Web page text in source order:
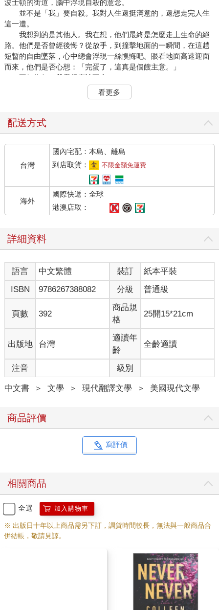
波士頓的街道，腦中浮現自殺的意念。
並不是「我」要自殺。我對人生還挺滿意的，還想走完人生
這一遭。
我想到的是其他人。我在想，他們最終是怎麼走上生命的絕
路。他們是否曾經後悔？從放手，到撞擊地面的一瞬間，在這趟
短暫的自由墜落，心中總會浮現一絲懊悔吧。眼看地面高速迎面
而來，他們是否心想：「完蛋了，這真是個餿主意。」
不知為何，我覺得應該不會。
我經常思考死亡，尤其今天，十二小時前，我才上台為人致
哀，在緬因州普萊瑟拉鎮民面前，發表眾人不曾聽聞的史詩級悼
決於你問的人是我媽媽，還是我。我覺得，今天過後，我媽應該
別想錯了，我的悼文沒有深刻到足以在史上留名，像布魯
克．雪德絲在麥可．傑克森的喪禮發表的悼念詞、史蒂夫．賈伯
斯妹妹的悼念文，或美式足球員派特．提爾曼弟弟哀悼哥哥的
話，但我的悼文自有堪稱史詩級的理由。
一開始我很緊張，這可是了不起的人物安德魯．布隆的喪
禮。安德魯畢竟是我家鄉普萊瑟拉鎮德高望重的鎮長，經營鎮上
頂尖的房地產仲介公司，太太珍妮．布隆是普萊瑟拉鎮上備受推
崇、名聲響亮的班級教學助理。此外，安德魯也是莉莉．布隆的
髮，愛上過一個無家可歸的男生，讓家人蒙羞。
她，就是我。我叫莉莉．布隆。安德魯是我爸爸。
今天一致完悼詞，我就連忙搭機返回波士頓，一找到進得去
的大樓的屋頂，就衝了進去。再強調一次，並不是我想自殺。我
沒有從屋頂墜落的打算，只是太需要新鮮空氣和寧靜，而該死
的，我住在公寓三樓，沒法上到屋頂露台，室友又愛唱歌給自己
我沒料到這個屋頂竟然這麼冷。不致冷到讓人受不了，只是
不太舒適，不過至少可以看星星。我望著明亮的夜空，真切感受
到蒼穹之浩瀚，這時死去的父親、惱人的室友、失當的悼念文，
都沒那麼糟糕了。
我熱愛仰望天空，感受自身的渺小。
我好喜歡今天這一夜。那個……讓我用過去式再說一次，更
精準傳達我的感受。
我「剛才」好喜歡這一個夜晚。
接下來，大門再度被人使勁甩上，露台上傳來快速走動的腳
步聲。我懶得去看是誰，不管是誰，都不太可能注意到門口左側
要是他以為這裡只有他一個人，不是我的錯。
我輕嘆一口氣，閉上眼，頭往後方的灰泥牆靠，咒罵宇宙，
不多個伴，我寧願是個女伴。我不是弱不禁風的人，多數情況
下，我應該保護得了自己，但現在的我好放鬆、好愜意，真的不
想在大半夜一個人跟一名陌生男子待在屋頂上。我大概會擔心自
身安危，覺得需要離開，可是我又超不想走。我說了，在這
裡……好愜意。
一陣子後，我總算將目光慢慢移往倚靠矮牆的剪影。還真幸
運呀，百分之百是個男的。即使那個人靠著欄杆，我看得出他個
子很高，寬闊的肩膀與雙手抱頭的脆弱形成鮮明對比。我隱約看
見他的背部劇烈起伏，他在用力深吸氣，吸夠了又刻意把氣呼出
他一副要崩潰的樣子。我思忖著要不要開口告訴他這裡還有
人，或是清一清喉嚨。我還在思考，尚未付出行動，就在這時，
看更多
配送方式
台灣
國內宅配：本島、離島
到店取貨：
不限金額免運費
海外
國際快遞：全球
港澳店取：
詳細資料
語言 中文繁體 裝訂
紙本平裝
ISBN
9786267388082 分級 普通級
頁數 392
商品規
格
25開15*21cm
出版地 台灣
適讀年
齡
全齡適讀
注音 級別
中文書 ＞ 文學 ＞ 現代翻譯文學 ＞ 美國現代文學
商品評價
寫評價
相關商品
全選 加入購物車
※ 出版日十年以上商品需另下訂，調貨時間較長，無法與一般商品合
併結帳，敬請見諒。